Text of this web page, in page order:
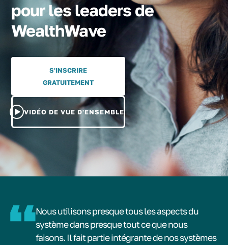
pour les leaders de
WealthWave
S'INSCRIRE
GRATUITEMENT
VIDÉO DE VUE D'ENSEMBLE
Nous utilisons presque tous les aspects du
système dans presque tout ce que nous
faisons. Il fait partie intégrante de nos systèmes